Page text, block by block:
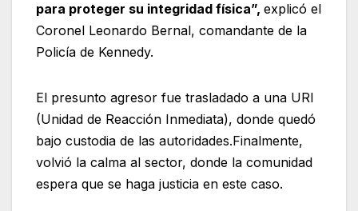
para proteger su integridad física”, explicó el
Coronel Leonardo Bernal, comandante de la
Policía de Kennedy.
El presunto agresor fue trasladado a una URI
(Unidad de Reacción Inmediata), donde quedó
bajo custodia de las autoridades.Finalmente,
volvió la calma al sector, donde la comunidad
espera que se haga justicia en este caso.